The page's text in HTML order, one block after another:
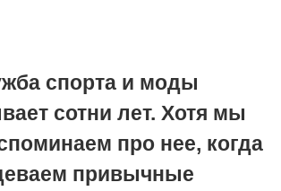
спорта и моды
сотни лет. Хотя мы
про нее, когда
привычные